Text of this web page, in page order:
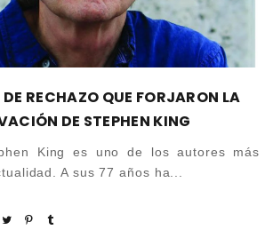
RECHAZO QUE FORJARON LA
DE STEPHEN KING
King es uno de los autores más
A sus 77 años ha...